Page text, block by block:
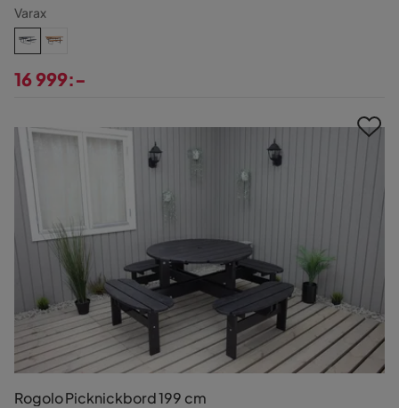
Varax
16 999:-
Rogolo Picknickbord 199 cm